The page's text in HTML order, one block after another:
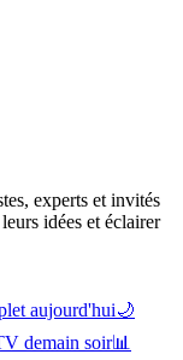
experts et invités
idées et éclairer
aujourd'hui🌙
demain soir📊